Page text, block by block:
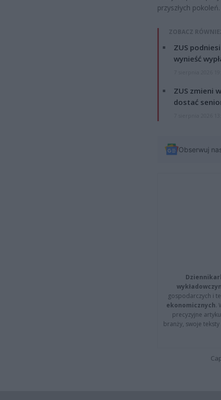
przyszłych pokoleń.
ZOBACZ
ZUS
wynieść
ZUS zmieni
dostać
Obserwuj
gospodarczych i
ekonomicznych.
precyzyjne
branży, swoje